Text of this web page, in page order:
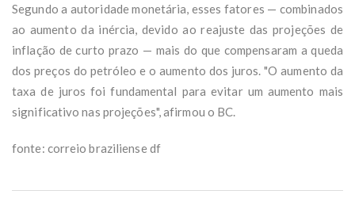
Segundo a autoridade monetária, esses fatores — combinados
ao aumento da inércia, devido ao reajuste das projeções de
inflação de curto prazo — mais do que compensaram a queda
dos preços do petróleo e o aumento dos juros. "O aumento da
taxa de juros foi fundamental para evitar um aumento mais
significativo nas projeções", afirmou o BC.
fonte: correio braziliense df